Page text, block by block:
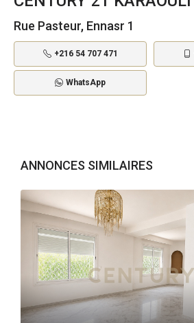
Rue Pasteur, Ennasr 1
+216 54 707 471
WhatsApp
ANNONCES SIMILAIRES